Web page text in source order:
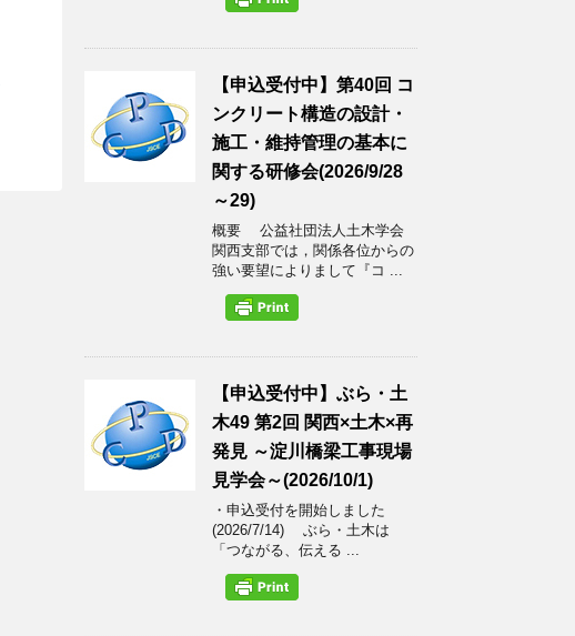
【申込受付中】第40回 コ
ンクリート構造の設計・
施工・維持管理の基本に
関する研修会(2026/9/28
～29)
概要 公益社団法人土木学会
関西支部では，関係各位からの
強い要望によりまして『コ ...
【申込受付中】ぶら・土
木49 第2回 関西×土木×再
発見 ～淀川橋梁工事現場
見学会～(2026/10/1)
・申込受付を開始しました
(2026/7/14) ぶら・土木は
「つながる、伝える ...